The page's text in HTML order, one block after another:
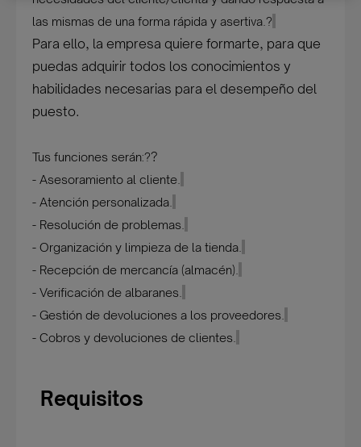
las mismas de una forma rápida y asertiva.?
Para ello, la empresa quiere formarte, para que
puedas adquirir todos los conocimientos y
habilidades necesarias para el desempeño del
puesto.
Tus funciones serán:??
- Asesoramiento al cliente.
- Atención personalizada.
- Resolución de problemas.
- Organización y limpieza de la tienda.
- Recepción de mercancía (almacén).
- Verificación de albaranes.
- Gestión de devoluciones a los proveedores.
- Cobros y devoluciones de clientes.
Requisitos